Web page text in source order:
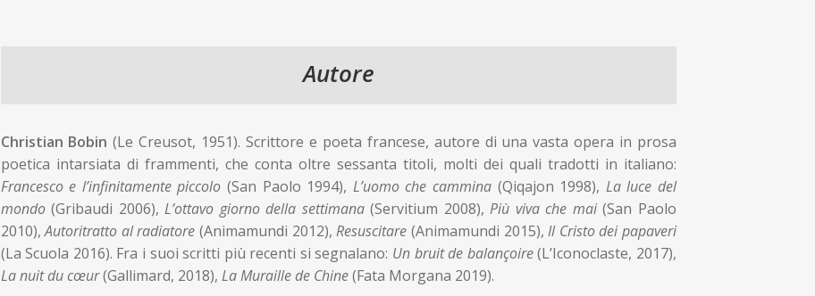
Autore
Christian Bobin (Le Creusot, 1951). Scrittore e poeta francese, autore di una vasta opera in prosa
poetica intarsiata di frammenti, che conta oltre sessanta titoli, molti dei quali tradotti in italiano:
Francesco e l’infinitamente piccolo (San Paolo 1994), L’uomo che cammina (Qiqajon 1998), La luce del
mondo(Gribaudi 2006),L’ottavo giorno della settimana(Servitium 2008),Più viva che mai(San Paolo
2010),Autoritratto al radiatore (Animamundi 2012),Resuscitare (Animamundi 2015),Il Cristo dei papaveri
(La Scuola 2016). Fra i suoi scritti più recenti si segnalano: Un bruit de balançoire(L’Iconoclaste, 2017),
La nuit du cœur(Gallimard, 2018), La Muraille de Chine(Fata Morgana 2019).